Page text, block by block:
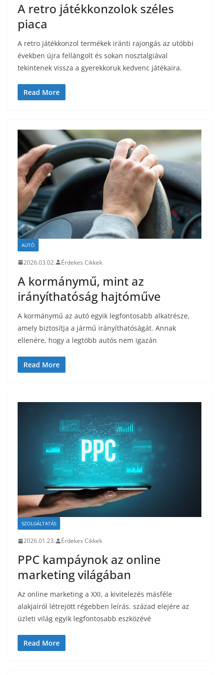
A retro játékkonzolok széles
piaca
A retro játékkonzol termékek iránti rajongás az utóbbi
években újra fellángolt és sokan nosztalgiával
tekintenek vissza a gyerekkoruk kedvenc játékaira.
Read More
AUTÓ
2026.03.02. Érdekes Cikkek
A kormánymű, mint az
irányíthatóság hajtóműve
A kormánymű az autó egyik legfontosabb alkatrésze,
amely biztosítja a jármű irányíthatóságát. Annak
ellenére, hogy a legtöbb autós nem igazán
Read More
SZOLGÁLTATÁS
2026.01.23. Érdekes Cikkek
PPC kampáynok az online
marketing világában
Az online marketing a XXI, a kivitelezés másféle
alakjairól létrejött régebben leírás. század elejére az
üzleti világ egyik legfontosabb eszközévé
Read More